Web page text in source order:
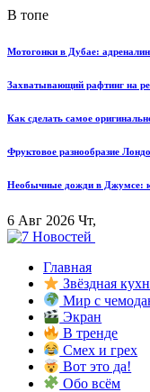
В топе
Мотогонки в Дубае:
Захватывающий рафтинг на
Как сделать самое
Фруктовое разнообразие
Необычные дожди в Джумсе:
6 Авг 2026 Чт,
Главная
Звёздная
Мир с
Экран
В тренде
Смех и грех
Вот это да!
Обо всём